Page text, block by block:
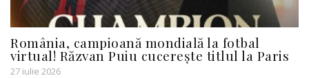
România, campioană mondială la fotbal
virtual! Răzvan Puiu cucerește titlul la Paris
27 iulie 2026